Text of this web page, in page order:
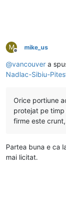
M
Deconectat
mike_us
@vancouver a
Nadlac-Sibiu-
Orice portiune
protejat pe
firme este
Partea buna e ca
mai licitat.